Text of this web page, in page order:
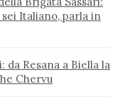
sei Italiano, parla in
da Resana a Biella la
Chervu